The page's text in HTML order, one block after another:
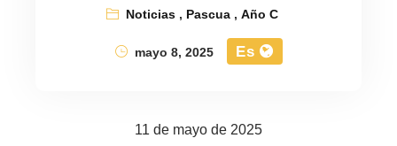
Noticias, Pascua,Año C
mayo 8, 2025
Es
11 de mayo de 2025